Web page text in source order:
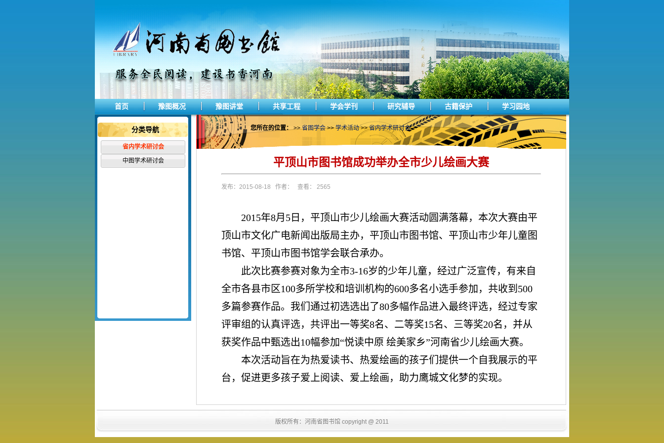
首页 豫图概况 豫图讲堂 共享工程 学会学刊 研究辅导 古籍保护 学习园地
分类导航
省内学术研讨会
中图学术研讨会
您所在的位置：>>省图学会>>学术活动>>省内学术研讨会
平顶山市图书馆成功举办全市少儿绘画大赛
发布：2015-08-18 作者： 查看： 2565
2015年8月 5 日 ，平顶山市少儿绘画大赛活动圆满落幕，本次大赛由平
顶山市文化广电新闻出版局主办，平顶山市图书馆、平顶山市少年儿童图
书馆、平顶山市图书馆学会联合承办。
此次比赛参赛对象为全市3-16岁的少年儿童，经过广泛宣传，有来自
全市各县市区100多所学校和培训机构的600多名小选手参加，共收到 500
多篇参赛作品。我们通过初选选出了80多幅作品进入最终评选，经过专家
评审组的认真评选，共评出一等奖8名、二等奖15名、三等奖20名，并从
获奖作品中甄选出10幅参加“悦读中原 绘美家乡”河南省少儿绘画大赛。
本次活动旨在为热爱读书、热爱绘画的孩子们提供一个自我展示的平
台，促进更多孩子爱上阅读、爱上绘画，助力鹰城文化梦的实现。
版权所有：河南省图书馆 copyright @ 2011